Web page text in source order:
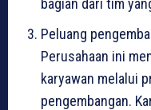
Peluang
Perusahaan ini
karyawan melalui
pengembangan.